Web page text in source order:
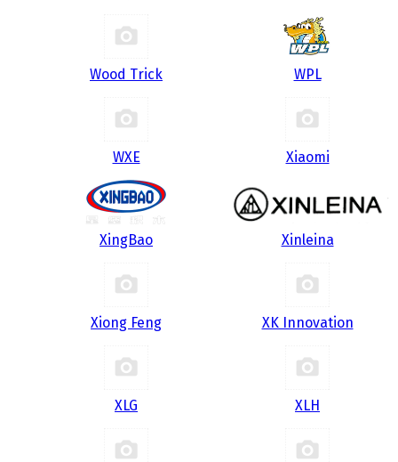
Wood Trick WPL
WXE Xiaomi
XingBao Xinleina
Xiong Feng XK Innovation
XLG XLH